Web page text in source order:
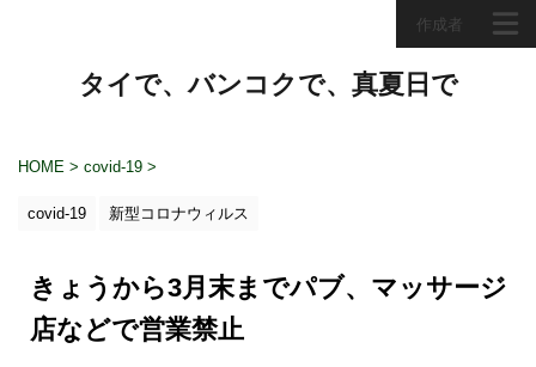
作成者
タイで、バンコクで、真夏日で
HOME > covid-19 >
covid-19 新型コロナウィルス
きょうから3月末までパブ、マッサージ
店などで営業禁止